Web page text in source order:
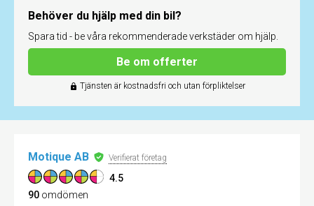
Behöver du hjälp med din bil?
Spara tid - be våra rekommenderade verkstäder om hjälp.
Be om offerter
Tjänsten är kostnadsfri och utan förpliktelser
Motique AB Verifierat företag
4.5
90 omdömen